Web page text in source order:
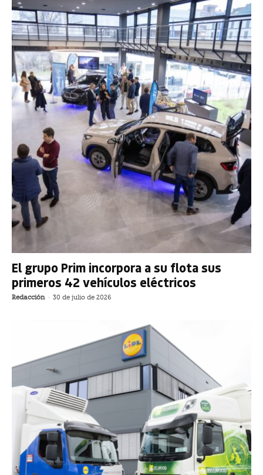
El grupo Prim incorpora a su flota sus
primeros 42 vehículos eléctricos
Redacción - 30 de julio de 2026